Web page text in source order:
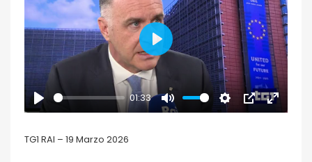
PLAY
01:33
MUTE
SETTINGS
PIP
ENTER
PLAY
TG1 RAI – 19 Marzo 2026